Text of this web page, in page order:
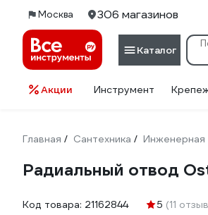
Москва 306 магазинов
Каталог
Акции Инструмент
Главная / Сантехника / Инженерная
Радиальный отвод
Код товара: 21162844 5 (11